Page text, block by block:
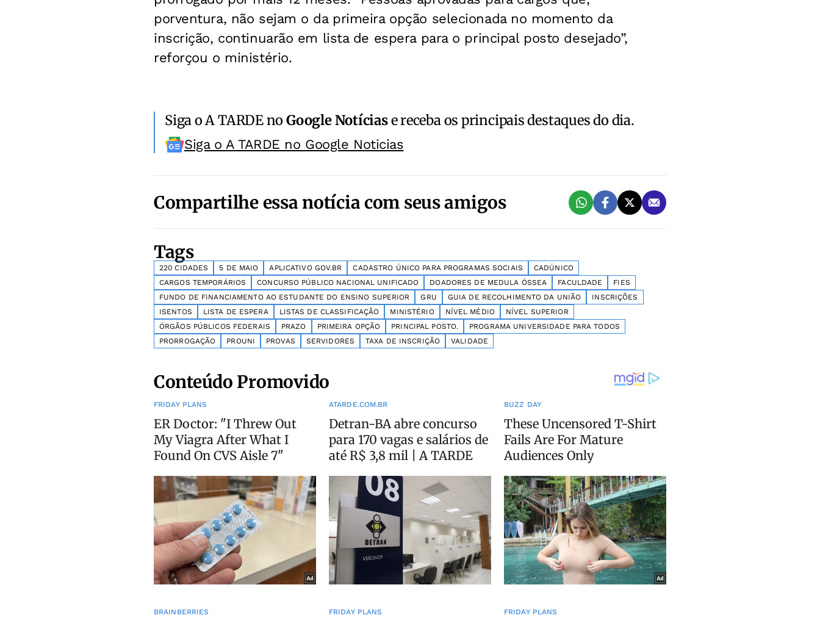
porventura, não sejam o da primeira opção selecionada no momento da
inscrição, continuarão em lista de espera para o principal posto desejado”,
reforçou o ministério.
Siga o A TARDE noGoogle Notíciase receba os principais destaques do dia.
Siga o A TARDE no Google Noticias
Compartilhe essa notícia com seus amigos
Tags
220 CIDADES 5 DE MAIO APLICATIVO GOV.BR CADASTRO ÚNICO PARA PROGRAMAS SOCIAIS
CADÚNICO
CARGOS TEMPORÁRIOS
CONCURSO PÚBLICO NACIONAL UNIFICADO DOADORES DE MEDULA ÓSSEA FACULDADE
FIES
FUNDO DE FINANCIAMENTO AO ESTUDANTE DO ENSINO SUPERIOR
GRU GUIA DE RECOLHIMENTO DA UNIÃO
INSCRIÇÕES
ISENTOS
LISTA DE ESPERA LISTAS DE CLASSIFICAÇÃO MINISTÉRIO NÍVEL MÉDIO
NÍVEL SUPERIOR
ÓRGÃOS PÚBLICOS FEDERAIS
PRAZO PRIMEIRA OPÇÃO PRINCIPAL POSTO.
PROGRAMA UNIVERSIDADE PARA TODOS
PRORROGAÇÃO
PROUNI PROVAS SERVIDORES TAXA DE INSCRIÇÃO VALIDADE